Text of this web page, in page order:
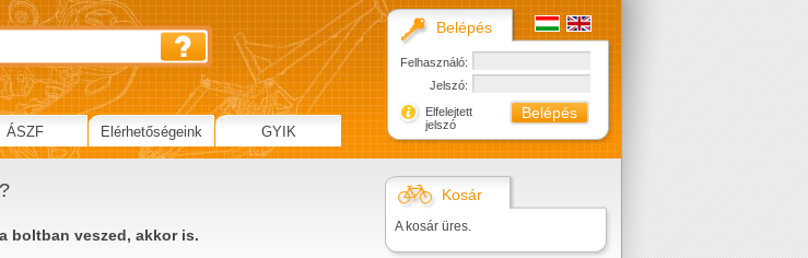
boltban veszed, akkor is.
Kosár
A kosár üres.
Belépés
Felhasználó:
Jelszó:
Elfelejtett
jelszó
ÁSZF Elérhetőségeink GYIK